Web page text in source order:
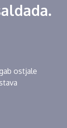
ostjale